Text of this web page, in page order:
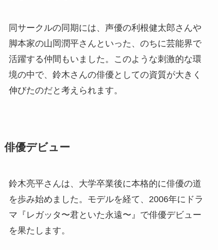
同サークルの同期には、声優の利根健太郎さんや
脚本家の山岡潤平さんといった、のちに芸能界で
活躍する仲間もいました。このような刺激的な環
境の中で、鈴木さんの俳優としての資質が大きく
伸びたのだと考えられます。
俳優デビュー
鈴木亮平さんは、大学卒業後に本格的に俳優の道
を歩み始めました。モデルを経て、2006年にドラ
マ『レガッタ〜君といた永遠〜』で俳優デビュー
を果たします。